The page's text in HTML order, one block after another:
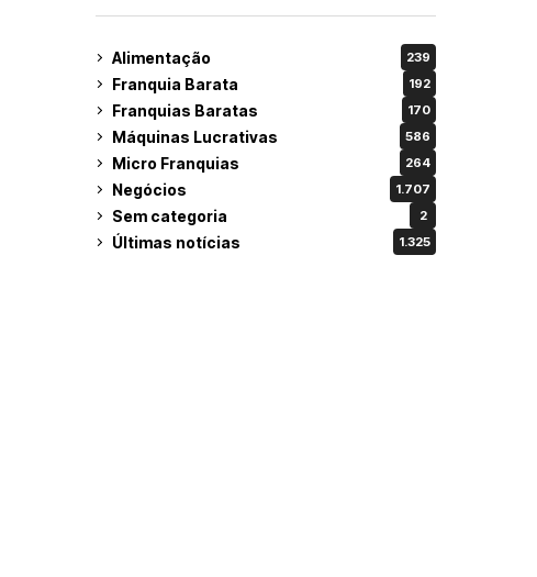
Alimentação 239
Franquia Barata 192
Franquias Baratas 170
Máquinas Lucrativas 586
Micro Franquias 264
Negócios 1.707
Sem categoria 2
Últimas notícias 1.325